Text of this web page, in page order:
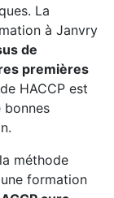
La
à Janvry
de
premières
HACCP est
bonnes
méthode
une formation